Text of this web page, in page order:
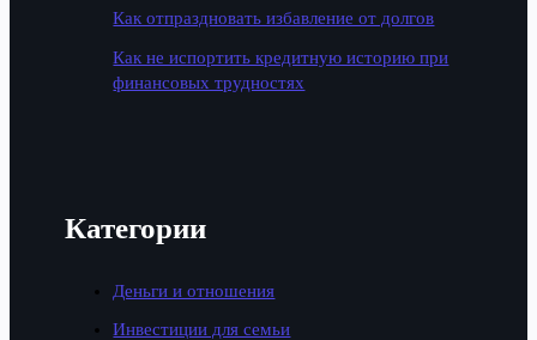
Как отпраздновать избавление от долгов
Как не испортить кредитную историю при
финансовых трудностях
Категории
Деньги и отношения
Инвестиции для семьи